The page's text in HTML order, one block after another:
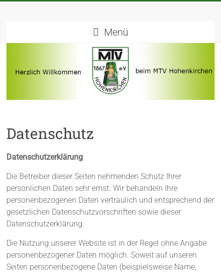
Menü
Datenschutz
Datenschutzerklärung
Die Betreiber dieser Seiten nehmenden Schutz Ihrer
persönlichen Daten sehr ernst. Wir behandeln Ihre
personenbezogenen Daten vertraulich und entsprechend der
gesetzlichen Datenschutzvorschriften sowie dieser
Datenschutzerklärung.
Die Nutzung unserer Website ist in der Regel ohne Angabe
personenbezogener Daten möglich. Soweit auf unseren
Seiten personenbezogene Daten (beispielsweise Name,